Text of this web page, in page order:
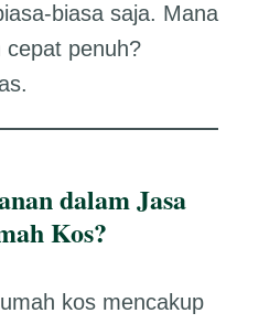
biasa saja. Mana
cepat penuh?
dalam Jasa
Kos?
kos mencakup